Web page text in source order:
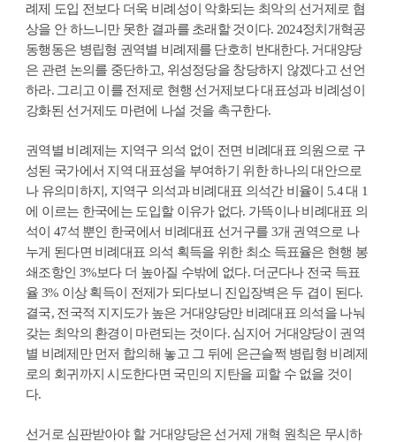
례제 도입 전보다 더욱 비례성이 악화되는 최악의 선거제로 협
상을 안 하느니만 못한 결과를 초래할 것이다. 2024정치개혁공
동행동은 병립형 권역별 비례제를 단호히 반대한다. 거대양당
은 관련 논의를 중단하고, 위성정당을 창당하지 않겠다고 선언
하라. 그리고 이를 전제로 현행 선거제보다 대표성과 비례성이
강화된 선거제도 마련에 나설 것을 촉구한다.
권역별 비례제는 지역구 의석 없이 전면 비례대표 의원으로 구
성된 국가에서 지역 대표성을 부여하기 위한 하나의 대안으로
나 유의미하지, 지역구 의석과 비례대표 의석간 비율이 5.4 대 1
에 이르는 한국에는 도입할 이유가 없다. 가뜩이나 비례대표 의
석이 47석 뿐인 한국에서 비례대표 선거구를 3개 권역으로 나
누게 된다면 비례대표 의석 획득을 위한 최소 득표율은 현행 봉
쇄조항인 3%보다 더 높아질 수밖에 없다. 더군다나 전국 득표
율 3% 이상 획득이 전제가 되다보니 진입장벽은 두 겹이 된다.
결국, 전국적 지지도가 높은 거대양당만 비례대표 의석을 나눠
갖는 최악의 환경이 마련되는 것이다. 심지어 거대양당이 권역
별 비례제만 먼저 합의해 놓고 그 뒤에 은근슬쩍 병립형 비례제
로의 회귀까지 시도한다면 국민의 지탄을 피할 수 없을 것이
다.
선거로 심판받아야 할 거대양당은 선거제 개혁 원칙은 무시하